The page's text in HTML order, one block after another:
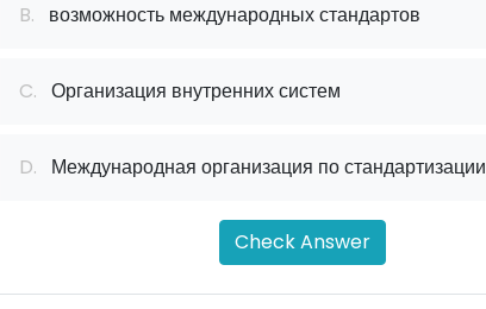
B. возможность международных стандартов
C. Организация внутренних систем
D. Международная организация по стандартизации
Check Answer